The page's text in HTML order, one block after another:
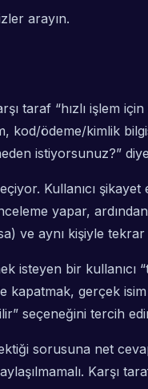
arayın.
taraf “hızlı işlem
kod/ödeme/kimlik
istiyorsunuz?”
Kullanıcı
yapar,
ve aynı kişiyle tekrar
bir kullanıcı
gerçek
seçeneğini tercih
sorusuna net
Karşı